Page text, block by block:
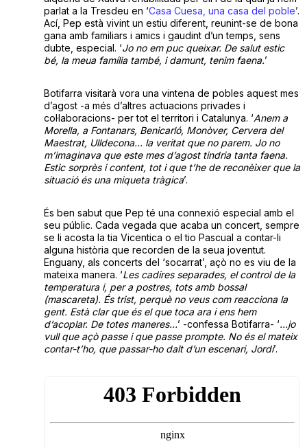
parlat a la Tresdeu en ‘Casa Cuesa, una casa del poble’.
Ací, Pep està vivint un estiu diferent, reunint-se de bona
gana amb familiars i amics i gaudint d’un temps, sens
dubte, especial. ‘Jo no em puc queixar. De salut estic
bé, la meua família també, i damunt, tenim faena.’
Botifarra visitarà vora una vintena de pobles aquest mes
d’agost -a més d’altres actuacions privades i
col·laboracions- per tot el territori i Catalunya. ‘Anem a
Morella, a Fontanars, Benicarló, Monòver, Cervera del
Maestrat, Ulldecona… la veritat que no parem. Jo no
m’imaginava que este mes d’agost tindria tanta faena.
Estic sorprès i content, tot i que t’he de reconèixer que la
situació és una miqueta tràgica’.
És ben sabut que Pep té una connexió especial amb el
seu públic. Cada vegada que acaba un concert, sempre
se li acosta la tia Vicentica o el tio Pascual a contar-li
alguna història que recorden de la seua joventut.
Enguany, als concerts del ‘socarrat’, açò no es viu de la
mateixa manera. ‘Les cadires separades, el control de la
temperatura i, per a postres, tots amb bossal
(mascareta). És trist, perquè no veus com reacciona la
gent. Està clar que és el que toca ara i ens hem
d’acoplar. De totes maneres…’ -confessa Botifarra- ‘…jo
vull que açò passe i que passe prompte. No és el mateix
contar-t’ho, que passar-ho dalt d’un escenari, Jordi’.